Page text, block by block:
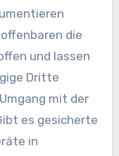
die
und lassen
Dritte
mit der
es gesicherte
in